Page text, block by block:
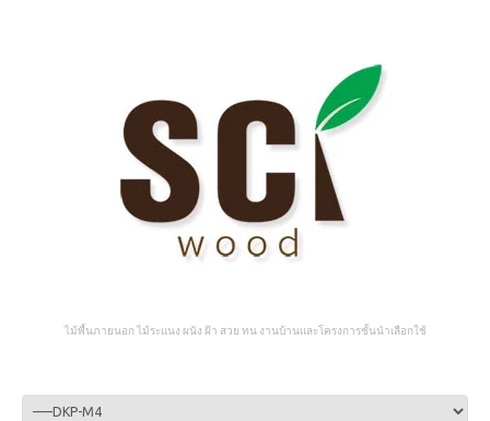
ไม้พื้นภายนอก ไม้ระแนง ผนัง ฝ้า สวย ทน งานบ้านและโครงการชั้นนำเลือกใช้